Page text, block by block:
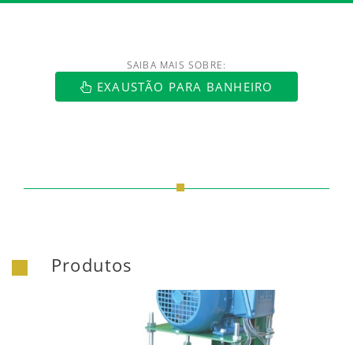
SAIBA MAIS SOBRE:
EXAUSTÃO PARA BANHEIRO
Produtos